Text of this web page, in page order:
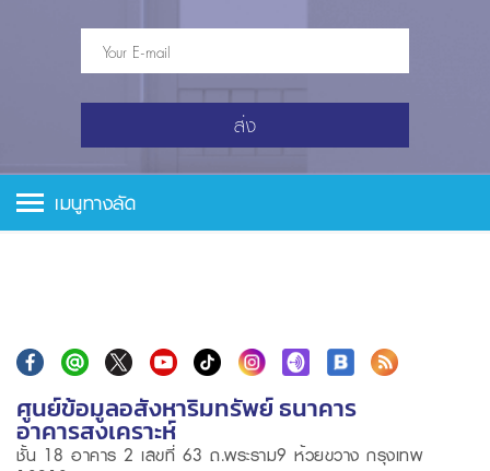
ส่ง
เมนูทางลัด
ศูนย์ข้อมูลอสังหาริมทรัพย์ ธนาคาร
อาคารสงเคราะห์
ชั้น 18 อาคาร 2 เลขที่ 63 ถ.พระราม9 ห้วยขวาง กรุงเทพ